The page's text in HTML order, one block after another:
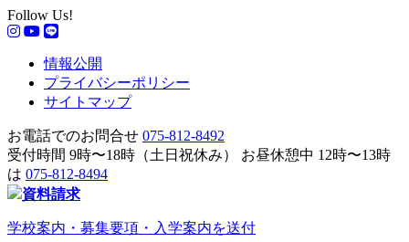
Follow Us!
情報公開
プライバシーポリシー
サイトマップ
お電話でのお問合せ 075-812-8492
受付時間 9時〜18時（土日祝休み）
お昼休憩中 12時〜13時
は 075-812-8494
資料請求
学校案内・募集要項・入学案内を送付